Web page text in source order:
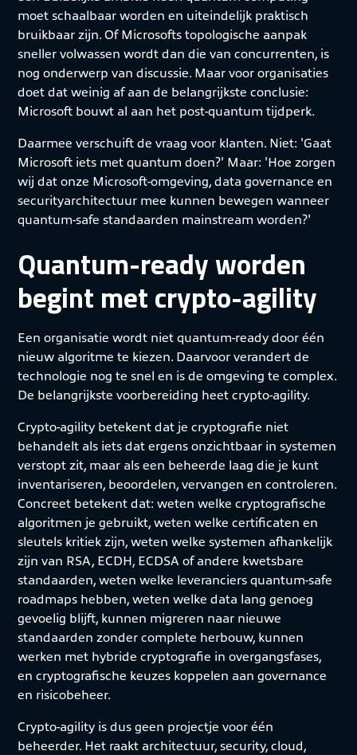
moet schaalbaar worden en uiteindelijk praktisch
bruikbaar zijn. Of Microsofts topologische aanpak
sneller volwassen wordt dan die van concurrenten, is
nog onderwerp van discussie. Maar voor organisaties
doet dat weinig af aan de belangrijkste conclusie:
Microsoft bouwt al aan het post-quantum tijdperk.
Daarmee verschuift de vraag voor klanten. Niet: 'Gaat
Microsoft iets met quantum doen?' Maar: 'Hoe zorgen
wij dat onze Microsoft-omgeving, data governance en
securityarchitectuur mee kunnen bewegen wanneer
quantum-safe standaarden mainstream worden?'
Quantum-ready worden
begint met crypto-agility
Een organisatie wordt niet quantum-ready door één
nieuw algoritme te kiezen. Daarvoor verandert de
technologie nog te snel en is de omgeving te complex.
De belangrijkste voorbereiding heet crypto-agility.
Crypto-agility betekent dat je cryptografie niet
behandelt als iets dat ergens onzichtbaar in systemen
verstopt zit, maar als een beheerde laag die je kunt
inventariseren, beoordelen, vervangen en controleren.
Concreet betekent dat: weten welke cryptografische
algoritmen je gebruikt, weten welke certificaten en
sleutels kritiek zijn, weten welke systemen afhankelijk
zijn van RSA, ECDH, ECDSA of andere kwetsbare
standaarden, weten welke leveranciers quantum-safe
roadmaps hebben, weten welke data lang genoeg
gevoelig blijft, kunnen migreren naar nieuwe
standaarden zonder complete herbouw, kunnen
werken met hybride cryptografie in overgangsfases,
en cryptografische keuzes koppelen aan governance
en risicobeheer.
Crypto-agility is dus geen projectje voor één
beheerder. Het raakt architectuur, security, cloud,